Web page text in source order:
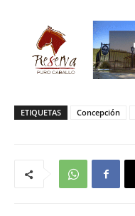
ETIQUETAS Concepción